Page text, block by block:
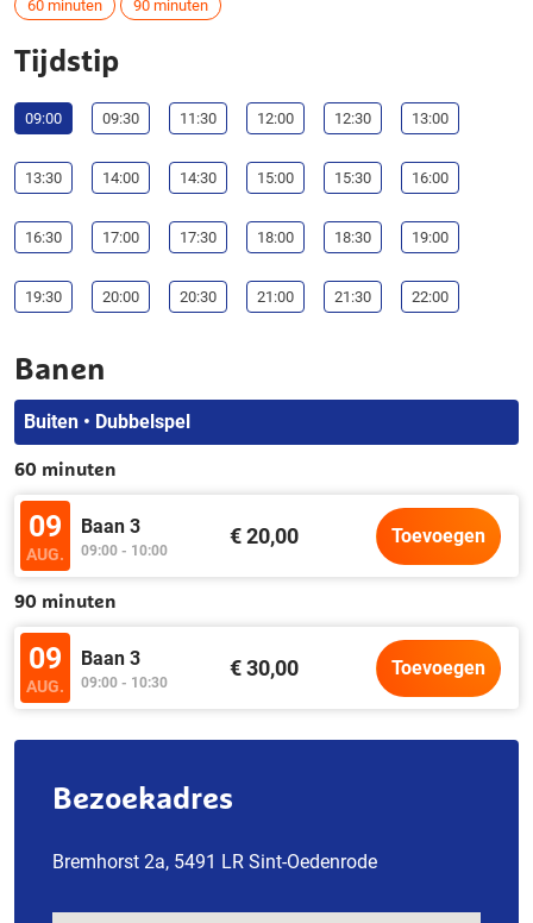
60 minuten 90 minuten
Tijdstip
09:00 09:30 11:30 12:00 12:30 13:00
13:30 14:00 14:30 15:00 15:30 16:00
16:30 17:00 17:30 18:00 18:30 19:00
19:30 20:00 20:30 21:00 21:30 22:00
Banen
Buiten • Dubbelspel
60 minuten
09
AUG.
Baan 3
09:00 - 10:00
€ 20,00 Toevoegen
90 minuten
09
AUG.
Baan 3
09:00 - 10:30
€ 30,00 Toevoegen
Bezoekadres
Bremhorst 2a, 5491 LR Sint-Oedenrode